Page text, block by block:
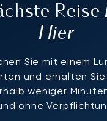
Reise
Hier
Sie mit einem
und erhalten Sie
weniger
ohne